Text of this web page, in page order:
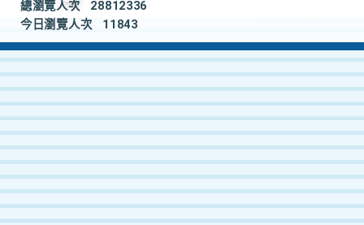
總瀏覽人次
28812336
今日瀏覽人次
11843